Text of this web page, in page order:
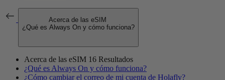
Acerca de las eSIM
¿Qué es Always On y cómo funciona?
Acerca de las eSIM 16 Resultados
¿Qué es Always On y cómo funciona?
¿Cómo cambiar el correo de mi cuenta de Holafly?